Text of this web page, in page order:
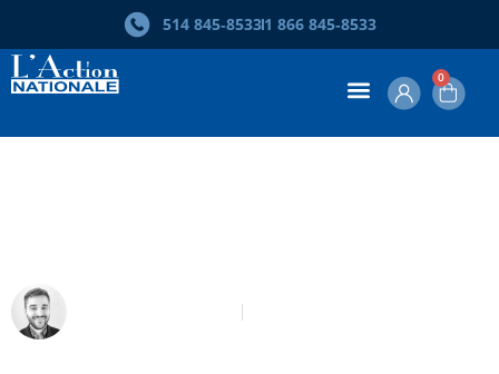
514 845‑85331 866 845‑8533
0